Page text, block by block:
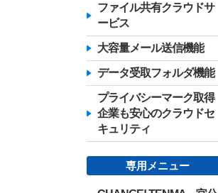
ファイル共有クラウドサ
ービス
大容量メール送信機能
データ受取フォルダ機能
プライバシーマーク取得
企業も安心のクラウドセ
キュリティ
専用メニュー